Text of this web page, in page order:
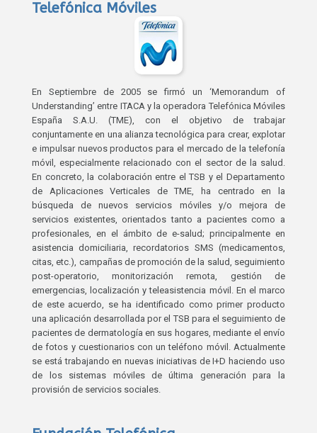
Telefónica Móviles
En Septiembre de 2005 se firmó un ‘Memorandum of
Understanding’ entre ITACA y la operadora Telefónica Móviles
España S.A.U. (TME), con el objetivo de trabajar
conjuntamente en una alianza tecnológica para crear, explotar
e impulsar nuevos productos para el mercado de la telefonía
móvil, especialmente relacionado con el sector de la salud.
En concreto, la colaboración entre el TSB y el Departamento
de Aplicaciones Verticales de TME, ha centrado en la
búsqueda de nuevos servicios móviles y/o mejora de
servicios existentes, orientados tanto a pacientes como a
profesionales, en el ámbito de e-salud; principalmente en
asistencia domiciliaria, recordatorios SMS (medicamentos,
citas, etc.), campañas de promoción de la salud, seguimiento
post-operatorio, monitorización remota, gestión de
emergencias, localización y teleasistencia móvil. En el marco
de este acuerdo, se ha identificado como primer producto
una aplicación desarrollada por el TSB para el seguimiento de
pacientes de dermatología en sus hogares, mediante el envío
de fotos y cuestionarios con un teléfono móvil. Actualmente
se está trabajando en nuevas iniciativas de I+D haciendo uso
de los sistemas móviles de última generación para la
provisión de servicios sociales.